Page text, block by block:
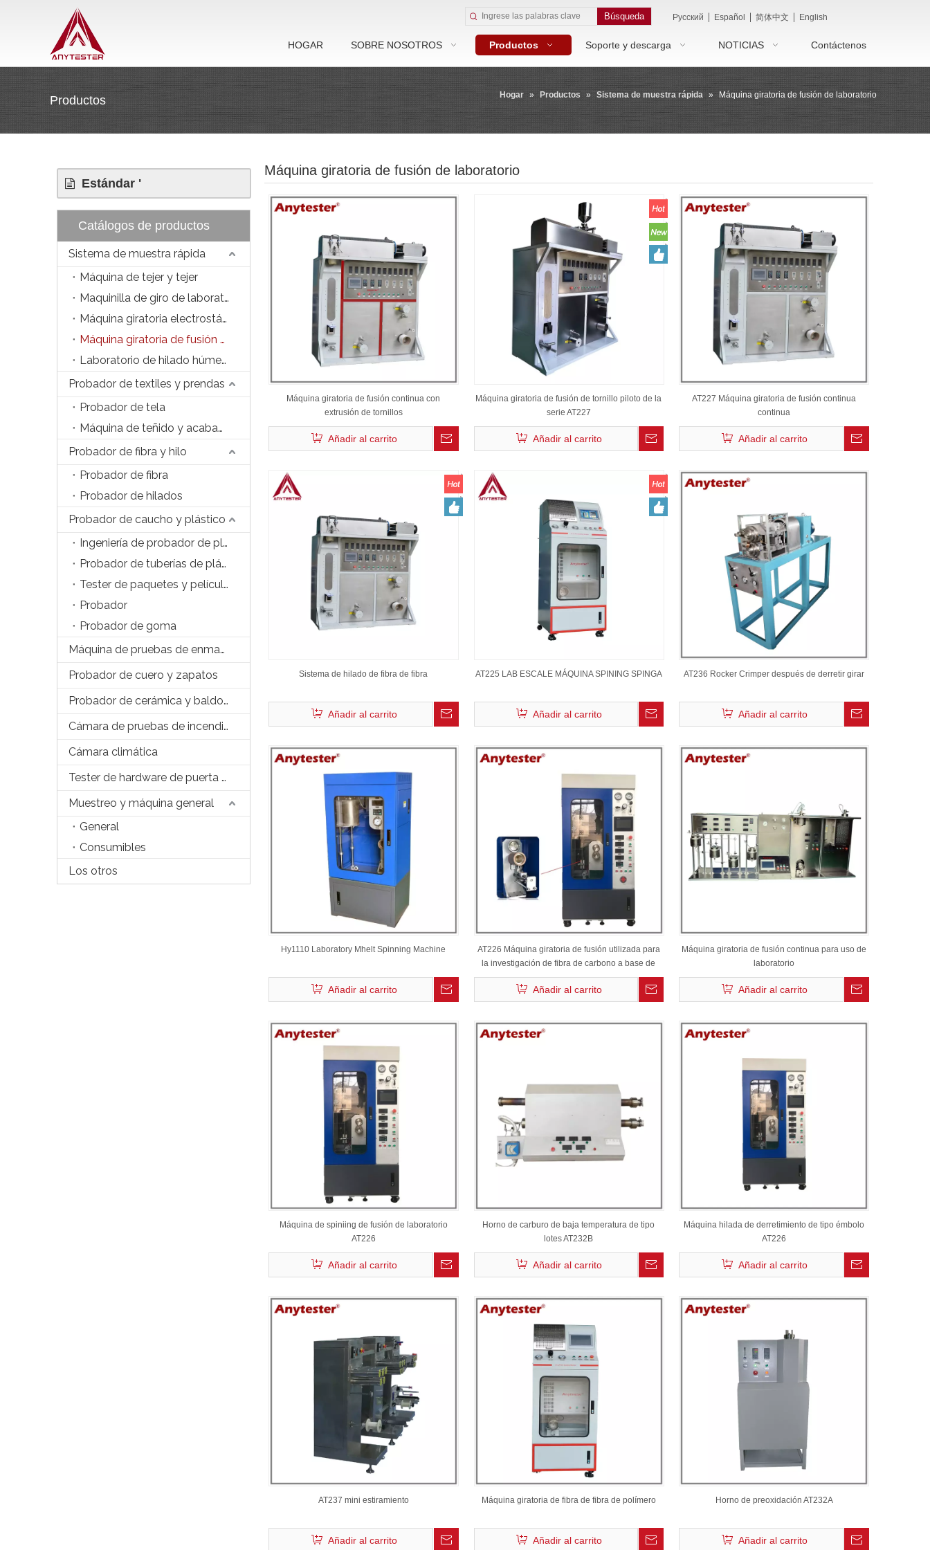
Búsqueda Pусский Español 简体中文 English
HOGAR SOBRE NOSOTROS Productos Soporte y descarga NOTICIAS Contáctenos
Productos Hogar » Productos » Sistema de muestra rápida » Máquina giratoria de fusión de laboratorio
Estándar '
Catálogos de productos
Sistema de muestra rápida
Máquina de tejer y tejer
Maquinilla de giro de laboratorio
Máquina giratoria electrostática de laboratorio
Máquina giratoria de fusión de laboratorio
Laboratorio de hilado húmedo de laboratorio
Probador de textiles y prendas
Probador de tela
Máquina de teñido y acabado
Probador de fibra y hilo
Probador de fibra
Probador de hilados
Probador de caucho y plástico
Ingeniería de probador de plástico
Probador de tuberías de plástico y accesorios
Tester de paquetes y películas
Probador
Probador de goma
Máquina de pruebas de enmascaramiento
Probador de cuero y zapatos
Probador de cerámica y baldosas
Cámara de pruebas de incendios
Cámara climática
Tester de hardware de puerta y Windows
Muestreo y máquina general
General
Consumibles
Los otros
Máquina giratoria de fusión de laboratorio
Máquina giratoria de fusión continua con
extrusión de tornillos
Añadir al carrito
Máquina giratoria de fusión de tornillo piloto de la
serie AT227
Añadir al carrito
AT227 Máquina giratoria de fusión continua
continua
Añadir al carrito
Sistema de hilado de fibra de fibra
Añadir al carrito
AT225 LAB ESCALE MÁQUINA SPINING SPINGA
Añadir al carrito
AT236 Rocker Crimper después de derretir girar
Añadir al carrito
Hy1110 Laboratory Mhelt Spinning Machine
Añadir al carrito
AT226 Máquina giratoria de fusión utilizada para
la investigación de fibra de carbono a base de
tono
Añadir al carrito
Máquina giratoria de fusión continua para uso de
laboratorio
Añadir al carrito
Máquina de spiniing de fusión de laboratorio
AT226
Añadir al carrito
Horno de carburo de baja temperatura de tipo
lotes AT232B
Añadir al carrito
Máquina hilada de derretimiento de tipo émbolo
AT226
Añadir al carrito
AT237 mini estiramiento
Añadir al carrito
Máquina giratoria de fibra de fibra de polímero
Añadir al carrito
Horno de preoxidación AT232A
Añadir al carrito